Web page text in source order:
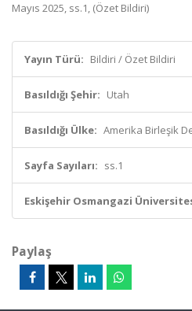
Mayıs 2025, ss.1, (Özet Bildiri)
Yayın Türü: Bildiri / Özet Bildiri
Basıldığı Şehir: Utah
Basıldığı Ülke: Amerika Birleşik
Sayfa Sayıları: ss.1
Eskişehir Osmangazi
Paylaş